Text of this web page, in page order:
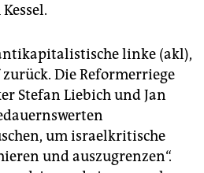
linke (akl),
Die Reformerriege
Stefan Liebich und Jan
um israelkritische
und auszugrenzen“.